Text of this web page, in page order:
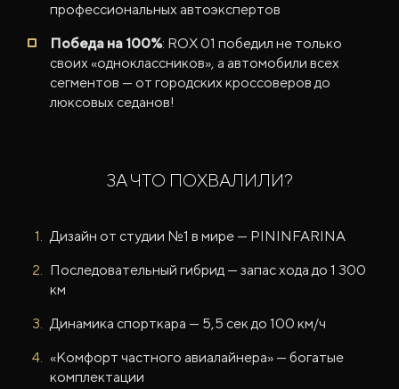
профессиональных автоэкспертов
Победа на 100%: ROX 01 победил не только
своих «одноклассников», а автомобили всех
сегментов — от городских кроссоверов до
люксовых седанов!
ЗА ЧТО ПОХВАЛИЛИ?
Дизайн от студии №1 в мире — PININFARINA
Последовательный гибрид — запас хода до 1 300
км
Динамика спорткара — 5,5 сек до 100 км/ч
«Комфорт частного авиалайнера» — богатые
комплектации